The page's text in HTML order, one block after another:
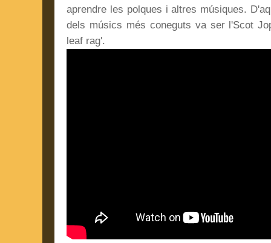
aprendre les polques i altres músiques.
dels músics més coneguts va ser l'Scot
leaf rag'.